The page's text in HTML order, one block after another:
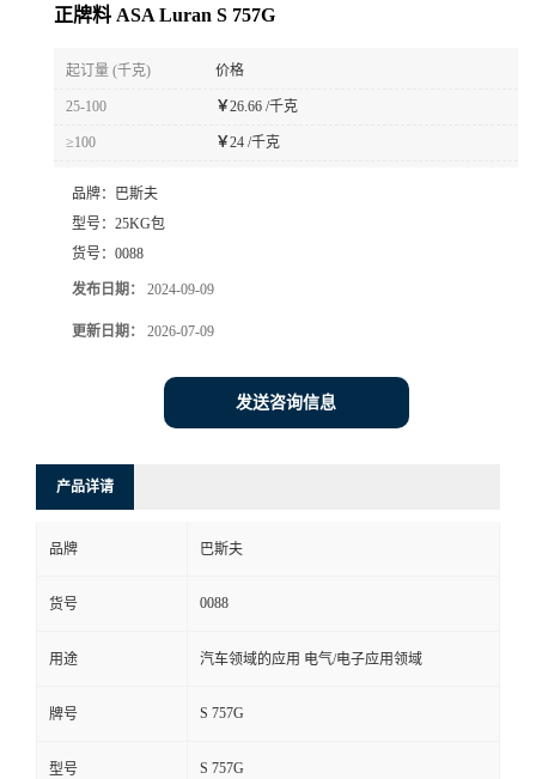
式
言
正牌料 ASA Luran S 757G
起订量 (千克) 价格
25-100 ￥26.66 /千克
≥100 ￥24 /千克
品牌：
巴斯夫
型号： 25KG包
货号： 0088
发布日期： 2024-09-09
更新日期： 2026-07-09
发送咨询信息
产品详请
品牌 巴斯夫
货号 0088
用途 汽车领域的应用 电气/电子应用领域
牌号 S 757G
型号 S 757G